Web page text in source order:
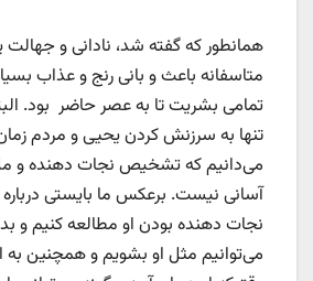
همانطور که گفته شد، نادانی و جهالت
متاسفانه باعث و بانی رنج و عذاب
تمامی بشریت تا به عصر حاضر بود.
تنها به سرزنش کردن یحیی و مردم زمان
می‌دانیم که تشخیص نجات دهنده و
آسانی نیست. برعکس ما بایستی
نجات دهنده بودن او مطالعه کنیم و
می‌توانیم مثل او بشویم و همچنین